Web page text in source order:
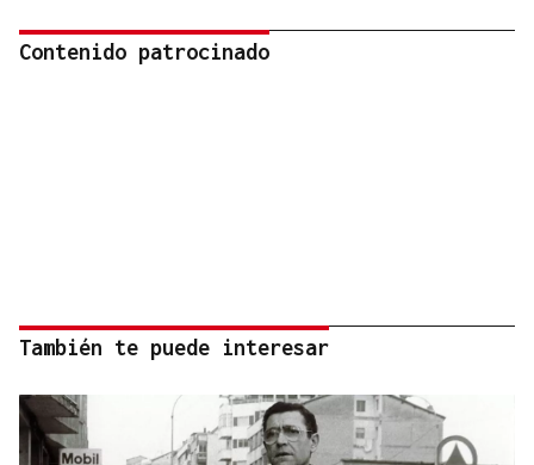
Contenido patrocinado
También te puede interesar